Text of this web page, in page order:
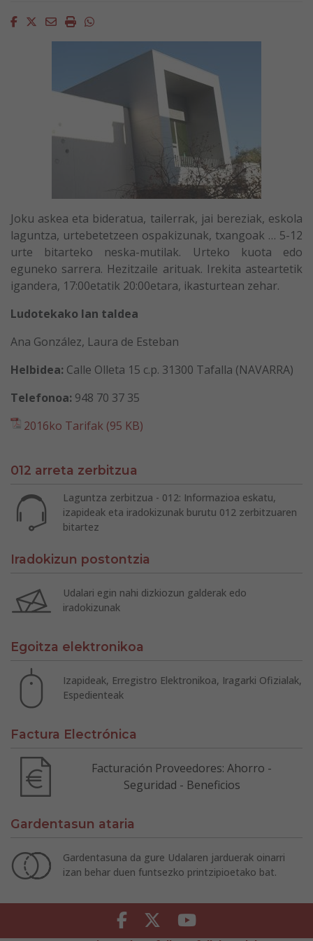
Facebook
Twitter
EmailImprimirWhatsapp
Joku askea eta bideratua, tailerrak, jai bereziak, eskola
laguntza, urtebetetzeen ospakizunak, txangoak … 5-12
urte bitarteko neska-mutilak. Urteko kuota edo
eguneko sarrera. Hezitzaile arituak. Irekita asteartetik
igandera, 17:00etatik 20:00etara, ikasturtean zehar.
Ludotekako lan taldea
Ana González, Laura de Esteban
Helbidea: Calle Olleta 15 c.p. 31300 Tafalla (NAVARRA)
Telefonoa: 948 70 37 35
2016ko Tarifak (95 KB)
012 arreta zerbitzua
Laguntza zerbitzua - 012: Informazioa eskatu,
izapideak eta iradokizunak burutu 012 zerbitzuaren
bitartez
Iradokizun postontzia
Udalari egin nahi dizkiozun galderak edo
iradokizunak
Egoitza elektronikoa
Izapideak, Erregistro Elektronikoa, Iragarki Ofizialak,
Espedienteak
Factura Electrónica
Facturación Proveedores: Ahorro -
Seguridad - Beneficios
Gardentasun ataria
Gardentasuna da gure Udalaren jarduerak oinarri
izan behar duen funtsezko printzipioetako bat.
Facebook Twitter Youtube